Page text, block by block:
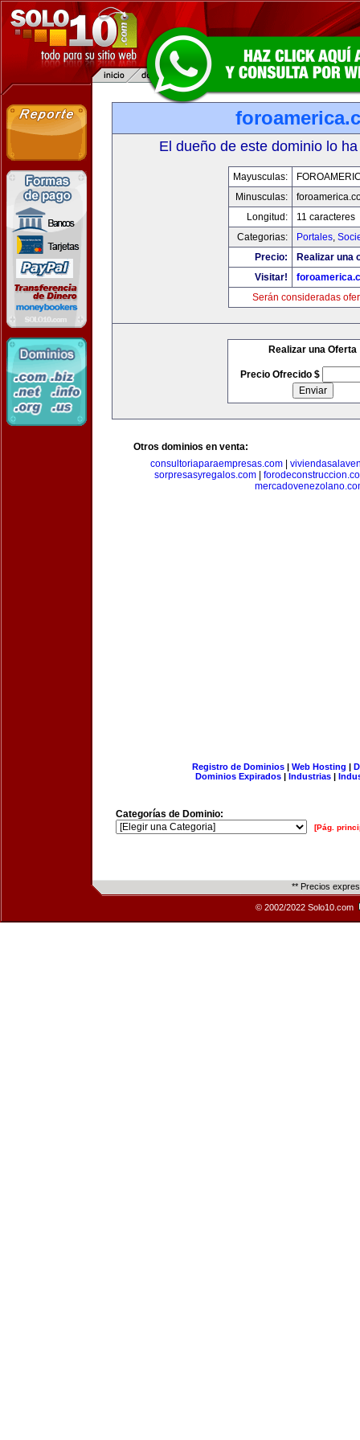
El dueño de este dominio lo
Mayusculas:
Minusculas:
Longitud:
11 caracteres
Categorias:
Portales,
Precio:
Realizar una
Visitar!
Serán consideradas
Realizar una Oferta
Precio Ofrecido $
Otros dominios en venta:
consultoriaparaempresas.com|
sorpresasyregalos.com|
Registro de Dominios| Web Hosting |
Dominios Expirados | Industrias |
Categorías de Dominio:
[Pág.
** Precios
© 2002/2022 Solo10.com